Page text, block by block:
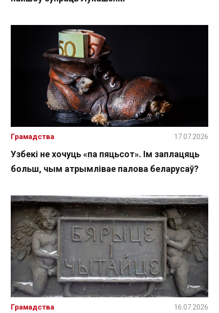
Узбекі не хочуць «па пяцьсот». Ім заплацяць
больш, чым атрымлівае палова беларусаў?
Грамадства 17.07.2026
Грамадства 16.07.2026